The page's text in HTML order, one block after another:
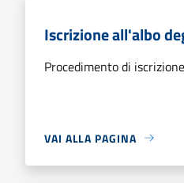
Iscrizione all'albo
Procedimento di
VAI ALLA PAGINA